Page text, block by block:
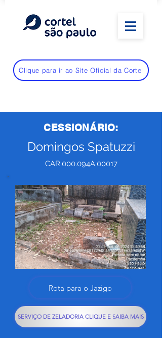
Clique para ir ao Site Oficial da Cortel
CESSIONÁRIO:
Domingos Spatuzzi
CAR.000.094A.00017
Rota para o Jazigo
SERVIÇO DE ZELADORIA CLIQUE E SAIBA MAIS